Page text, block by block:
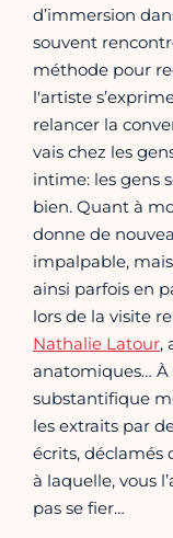
d’immersion
souvent
méthode pour
l'artiste
relancer la
vais chez les
intime: les gens
bien. Quant à
donne de
impalpable,
ainsi parfois en
lors de la visite
Nathalie Latour,
anatomiques… À
substantifique
les extraits par
écrits, déclamés
à laquelle, vous
pas se fier…